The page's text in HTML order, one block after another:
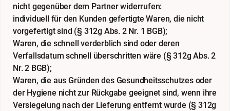
nicht gegenüber dem Partner widerrufen:
individuell für den Kunden gefertigte Waren, die nicht
vorgefertigt sind (§ 312g Abs. 2 Nr. 1 BGB);
Waren, die schnell verderblich sind oder deren
Verfallsdatum schnell überschritten wäre (§ 312g Abs. 2
Nr. 2 BGB);
Waren, die aus Gründen des Gesundheitsschutzes oder
der Hygiene nicht zur Rückgabe geeignet sind, wenn ihre
Versiegelung nach der Lieferung entfernt wurde (§ 312g